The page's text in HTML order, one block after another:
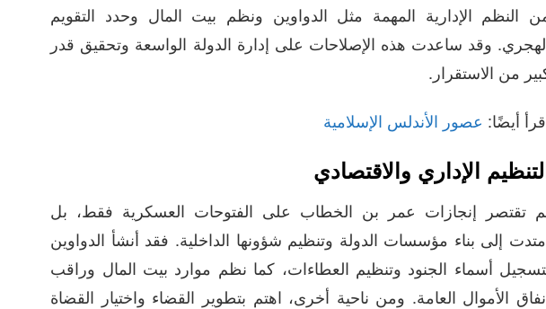
النظم الإدارية المهمة مثل الدواوين ونظم بيت المال وحدد التقويم
وقد ساعدت هذه الإصلاحات على إدارة الدولة الواسعة وتحقيق قدر
من الاستقرار.
أيضًا: عصور الأندلس الإسلامية
الإداري والاقتصادي
تقتصر إنجازات عمر بن الخطاب على الفتوحات العسكرية فقط، بل
إلى بناء مؤسسات الدولة وتنظيم شؤونها الداخلية. فقد أنشأ الدواوين
أسماء الجنود وتنظيم العطاءات، كما نظم موارد بيت المال وراقب
الأموال العامة. ومن ناحية أخرى، اهتم بتطوير القضاء واختيار القضاة